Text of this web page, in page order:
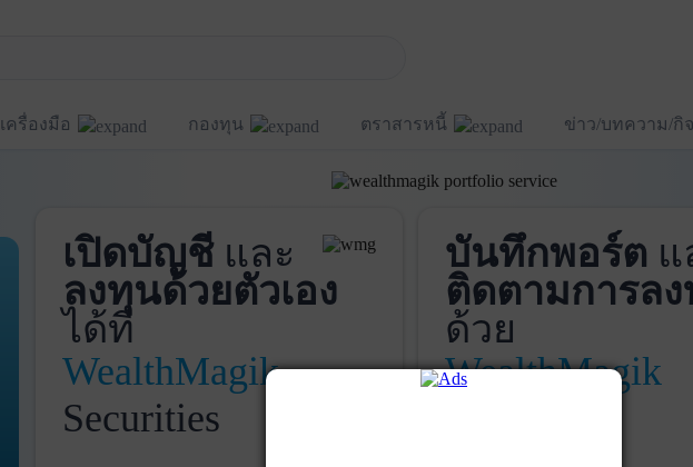
เครื่องมือ กองทุน ตราสารหนี้ ข่าว/บทความ/กิ
เปิดบัญชีและ
ลงทุนด้วยตัวเอง
ได้ที่
WealthMagik
Securities
บันทึกพอร์ต แ
ติดตามการล
ด้วย
WealthMagik